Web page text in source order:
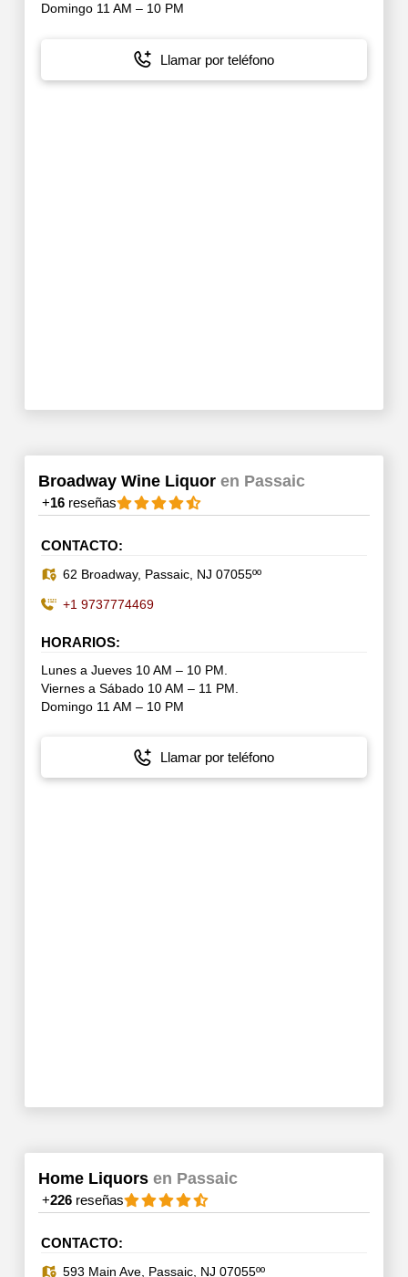
Domingo 11 AM – 10 PM
Llamar por teléfono
Broadway Wine Liquor en Passaic
+16reseñas
CONTACTO:
62 Broadway, Passaic, NJ 07055ºº
+1 9737774469
HORARIOS:
Lunes a Jueves 10 AM – 10 PM.
Viernes a Sábado 10 AM – 11 PM.
Domingo 11 AM – 10 PM
Llamar por teléfono
Home Liquors en Passaic
+226reseñas
CONTACTO:
593 Main Ave, Passaic, NJ 07055ºº